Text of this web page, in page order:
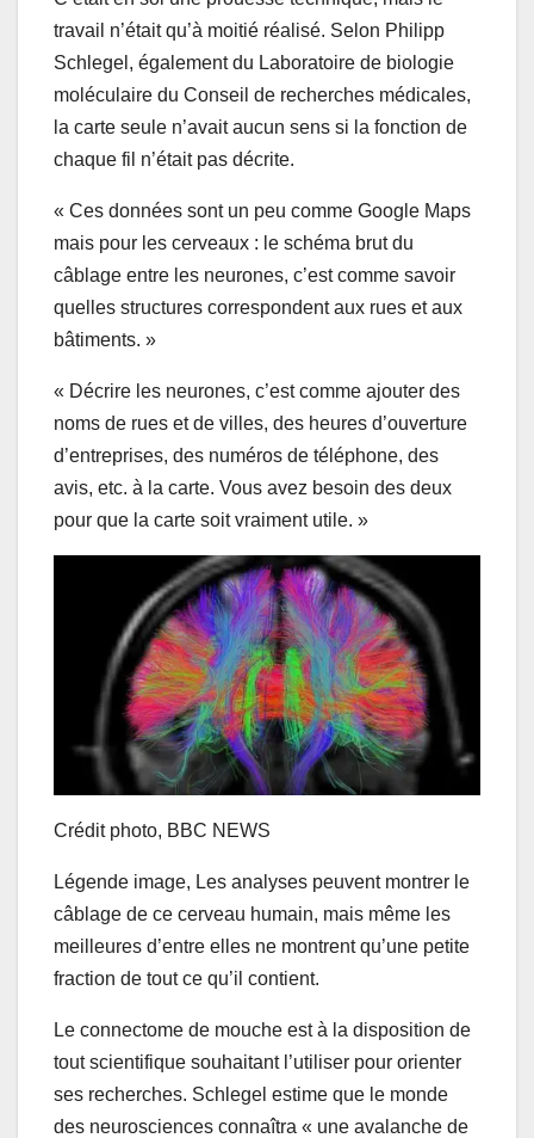
travail n’était qu’à moitié réalisé. Selon Philipp
Schlegel, également du Laboratoire de biologie
moléculaire du Conseil de recherches médicales,
la carte seule n’avait aucun sens si la fonction de
chaque fil n’était pas décrite.
« Ces données sont un peu comme Google Maps
mais pour les cerveaux : le schéma brut du
câblage entre les neurones, c’est comme savoir
quelles structures correspondent aux rues et aux
bâtiments. »
« Décrire les neurones, c’est comme ajouter des
noms de rues et de villes, des heures d’ouverture
d’entreprises, des numéros de téléphone, des
avis, etc. à la carte. Vous avez besoin des deux
pour que la carte soit vraiment utile. »
Crédit photo, BBC NEWS
Légende image, Les analyses peuvent montrer le
câblage de ce cerveau humain, mais même les
meilleures d’entre elles ne montrent qu’une petite
fraction de tout ce qu’il contient.
Le connectome de mouche est à la disposition de
tout scientifique souhaitant l’utiliser pour orienter
ses recherches. Schlegel estime que le monde
des neurosciences connaîtra « une avalanche de